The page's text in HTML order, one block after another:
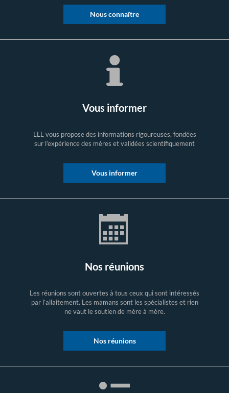
Nous connaître
Vous informer
LLL vous propose des informations rigoureuses, fondées
sur l’expérience des mères et validées scientifiquement
Vous informer
Nos réunions
Les réunions sont ouvertes à tous ceux qui sont intéressés
par l’allaitement. Les mamans sont les spécialistes et rien
ne vaut le soutien de mère à mère.
Nos réunions